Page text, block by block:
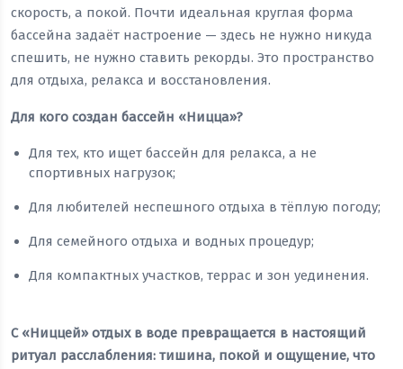
скорость, а покой. Почти идеальная круглая форма
бассейна задаёт настроение — здесь не нужно никуда
спешить, не нужно ставить рекорды. Это пространство
для отдыха, релакса и восстановления.
Для кого создан бассейн «Ницца»?
Для тех, кто ищет бассейн для релакса, а не
спортивных нагрузок;
Для любителей неспешного отдыха в тёплую погоду;
Для семейного отдыха и водных процедур;
Для компактных участков, террас и зон уединения.
С «Ниццей» отдых в воде превращается в настоящий
ритуал расслабления: тишина, покой и ощущение, что